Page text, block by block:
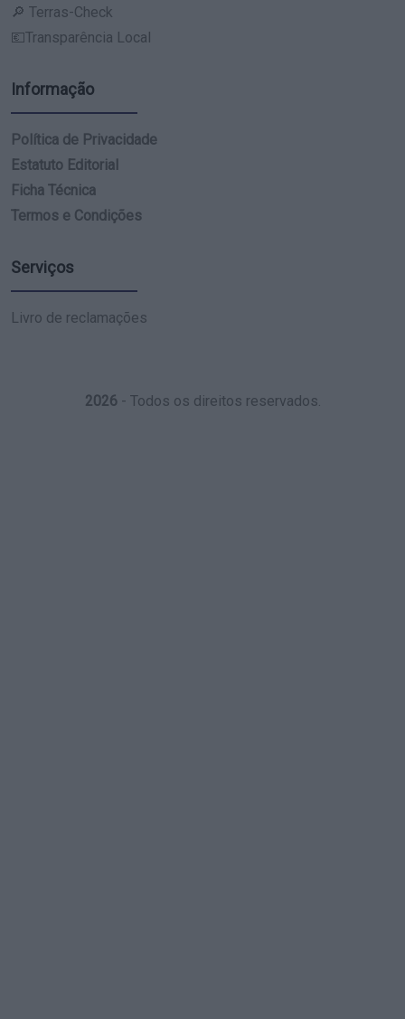
🔎 Terras-Check
💶Transparência Local
Informação
Política de Privacidade
Estatuto Editorial
Ficha Técnica
Termos e Condições
Serviços
Livro de reclamações
2026- Todos os direitos reservados.